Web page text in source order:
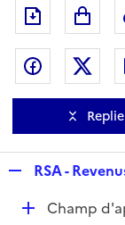
Exporter
Partager
p
RSA -
DChamp